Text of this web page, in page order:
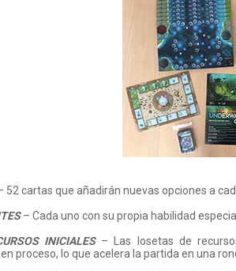
52 cartas que añadirán nuevas opciones a
– Cada uno con su propia habilidad
INICIALES– Las losetas de
proceso, lo que acelera la partida en una